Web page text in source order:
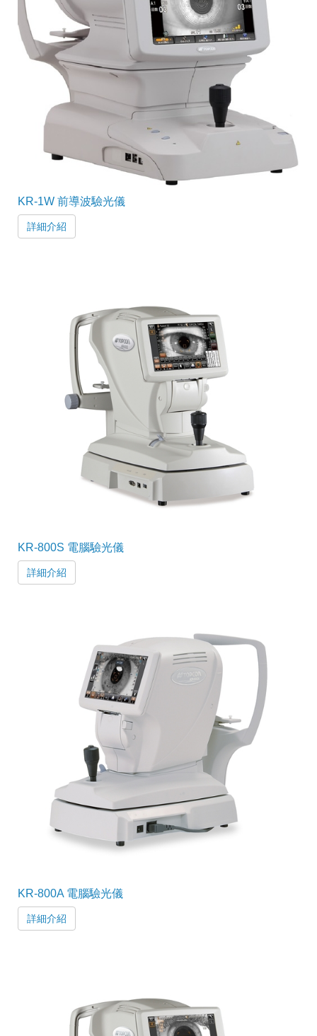
KR-1W 前導波驗光儀
詳細介紹
KR-800S 電腦驗光儀
詳細介紹
KR-800A 電腦驗光儀
詳細介紹